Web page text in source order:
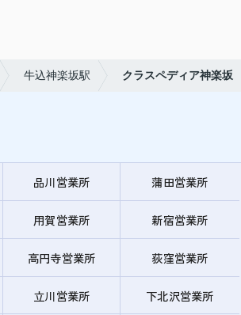
牛込神楽坂駅 クラスペディア神楽坂
品川営業所 蒲田営業所
用賀営業所 新宿営業所
高円寺営業所 荻窪営業所
立川営業所 下北沢営業所